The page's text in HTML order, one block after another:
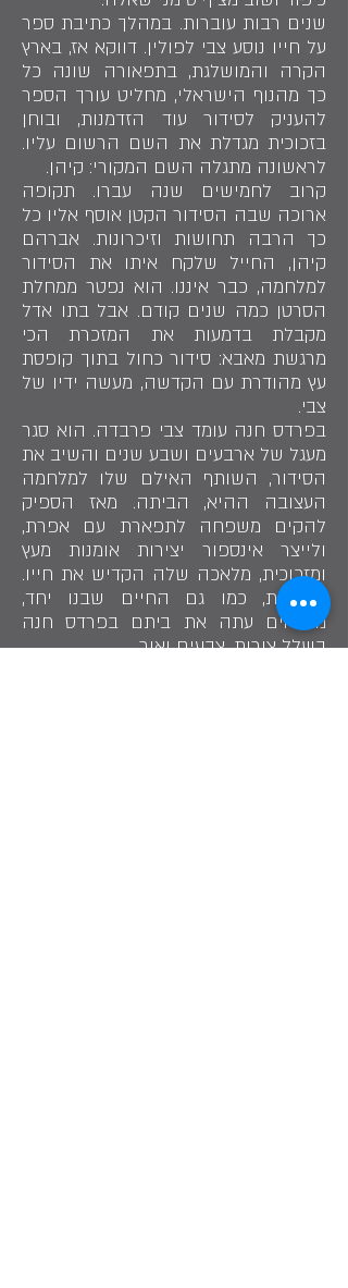
שנים רבות עוברות. במהלך כתיבת ספר
על חייו נוסע צבי לפולין. דווקא אז, בארץ
הקרה והמושלגת, בתפאורה שונה כל
כך מהנוף הישראלי, מחליט עורך הספר
להעניק לסידור עוד הזדמנות, ובוחן
בזכוכית מגדלת את השם הרשום עליו.
לראשונה מתגלה השם המקורי: קיהן.
קרוב לחמישים שנה עברו. תקופה
ארוכה שבה הסידור הקטן אוסף אליו כל
כך הרבה תחושות וזיכרונות. אברהם
קיהן, החייל שלקח איתו את הסידור
למלחמה, כבר איננו. הוא נפטר ממחלת
הסרטן כמה שנים קודם. אבל בתו אדל
מקבלת בדמעות את המזכרת הכי
מרגשת מאבא: סידור כחול בתוך קופסת
עץ מהודרת עם הקדשה, מעשה ידיו של
צבי.
בפרדס חנה עומד צבי פרבדה. הוא סגר
מעגל של ארבעים ושבע שנים והשיב את
הסידור, השותף האילם שלו למלחמה
העצובה ההיא, הביתה. מאז הספיק
להקים משפחה לתפארת עם אפרת,
ולייצר אינספור יצירות אומנות מעץ
ומזכוכית, מלאכה שלה הקדיש את חייו.
היצירות, כמו גם החיים שבנו יחד,
ממלאים עתה את ביתם בפרדס חנה
בשלל צורות, צבעים ואור.